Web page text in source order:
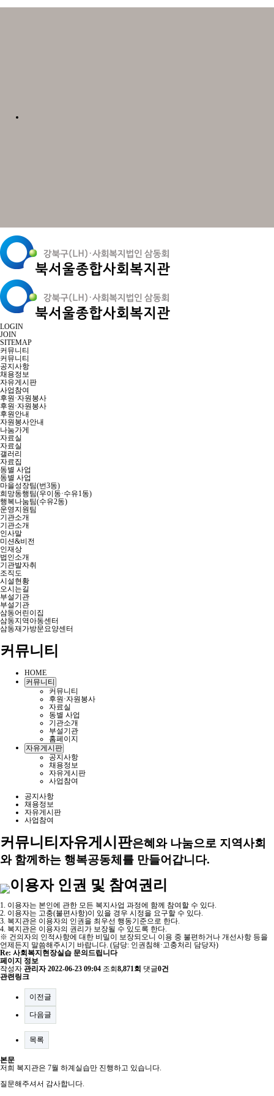
LOGIN
JOIN
SITEMAP
커뮤니티
커뮤니티
공지사항
채용정보
자유게시판
사업참여
후원·자원봉사
후원·자원봉사
후원안내
자원봉사안내
나눔가게
자료실
자료실
갤러리
자료집
동별 사업
동별 사업
마을성장팀(번3동)
희망동행팀(우이동·수유1동)
행복나눔팀(수유2동)
운영지원팀
기관소개
기관소개
인사말
미션&비전
인재상
법인소개
기관발자취
조직도
시설현황
오시는길
부설기관
부설기관
삼동어린이집
삼동지역아동센터
삼동재가방문요양센터
커뮤니티
HOME
커뮤니티
커뮤니티
후원·자원봉사
자료실
동별 사업
기관소개
부설기관
홈페이지
자유게시판
공지사항
채용정보
자유게시판
사업참여
공지사항
채용정보
자유게시판
사업참여
커뮤니티 자유게시판은혜와 나눔으로 지역사회
와 함께하는 행복공동체를 만들어갑니다.
이용자 인권 및 참여권리
1. 이용자는 본인에 관한 모든 복지사업 과정에 함께 참여할 수 있다.
2. 이용자는 고충(불편사항)이 있을 경우 시정을 요구할 수 있다.
3. 복지관은 이용자의 인권을 최우선 행동기준으로 한다.
4. 복지관은 이용자의 권리가 보장될 수 있도록 한다.
※ 건의자의 인적사항에 대한 비밀이 보장되오니 이용 중 불편하거나 개선사항 등을
언제든지 말씀해주시기 바랍니다. (담당: 인권침해·고충처리 담당자)
Re: 사회복지현장실습 문의드립니다
페이지 정보
작성자 관리자 2022-06-23 09:04 조회 8,871회 댓글0건
관련링크
이전글
다음글
목록
본문
저희 복지관은 7월 하계실습만 진행하고 있습니다.
질문해주셔서 감사합니다.